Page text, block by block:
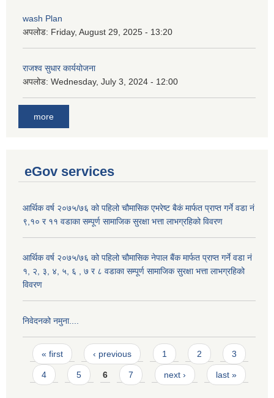
wash Plan
अपलोड: Friday, August 29, 2025 - 13:20
राजश्व सुधार कार्ययोजना
अपलोड: Wednesday, July 3, 2024 - 12:00
more
eGov services
आर्थिक वर्ष २०७५/७६ को पहिलो चौमासिक एभरेष्ट बैकं मार्फत प्राप्त गर्ने वडा नं
९,१० र ११ वडाका सम्पूर्ण सामाजिक सुरक्षा भत्ता लाभग्रहिको विवरण
आर्थिक वर्ष २०७५/७६ को पहिलो चौमासिक नेपाल बैंक मार्फत प्राप्त गर्ने वडा नं
१, २, ३, ४, ५, ६ , ७ र ८ वडाका सम्पूर्ण सामाजिक सुरक्षा भत्ता लाभग्रहिको
विवरण
निवेदनको नमुना....
Pages
« first ‹ previous 1 2 3
4 5 6 7 next › last »